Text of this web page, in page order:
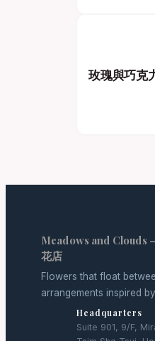
玫瑰與巧克
Meadows and Clouds
花店
Flowers that float
arrangements inspired
Headquarters
Suite 901, 9/F,